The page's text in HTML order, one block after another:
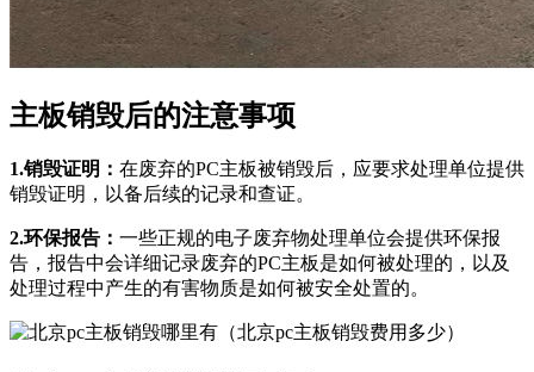
主板销毁后的注意事项
1.销毁证明： 在废弃的PC主板被销毁后，应要求处理单位提供
销毁证明，以备后续的记录和查证。
2.环保报告： 一些正规的电子废弃物处理单位会提供环保报
告，报告中会详细记录废弃的PC主板是如何被处理的，以及
处理过程中产生的有害物质是如何被安全处置的。